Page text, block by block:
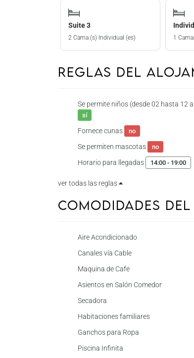
Suite 3
2 Cama (s) Individual (es) 1
Reglas del
Se permite niños (desde 02 hasta 12
sí
Fornece cunas no
Se permiten mascotas no
Horario para llegadas 14:00 - 19:00
ver todas las reglas
Comodidades
Aire Acondicionado
Canales vía Cable
Maquina de Cafe
Asientos en Salón Comedor
Secadora
Habitaciones familiares
Ganchos para Ropa
Piscina Infinita